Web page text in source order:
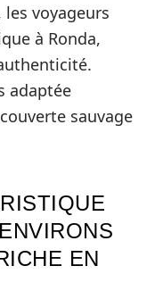
les voyageurs
à Ronda,
adaptée
sauvage
EN